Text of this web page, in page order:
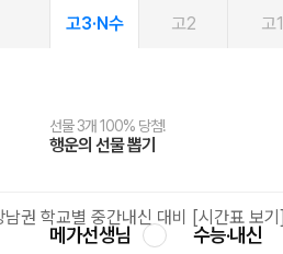
고3·N수 고2 고1
선물 3개 100% 당첨!
행운의 선물 뽑기
선물 100% 증정!
메가스터디 X 올리브
여름방학 스터디 캐시백
메가런 썸머스쿨
2027 러셀 단과
강사 공개선발
스마트러닝앱
설문 EVENT
메가패스
3일 무료 체험권
메가패스 수강생 무료혜택!
메가클럽 멤버십
사회공헌 캠페인
희망이룸 메가나눔
메가선생님 수능·내신